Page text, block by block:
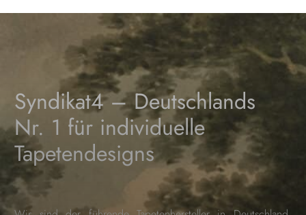
Syndikat4 – Deutschlands
Nr. 1 für individuelle
Tapetendesigns